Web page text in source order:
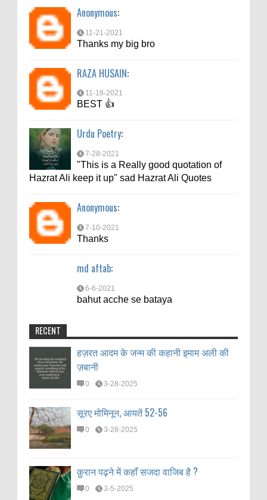
RAZA HUSAIN
11-18-2021
BEST 👍
Urdu Poetry:
7-28-2021
"This is a Really good quotation of
Anonymous:
7-10-2021
Thanks
md aftab:
6-6-2021
Anonymous:
11-21-2021
Thanks my big bro
RAZA HUSAIN:
11-18-2021
BEST 👍
Urdu Poetry:
7-28-2021
"This is a Really good quotation of
Hazrat Ali keep it up" sad Hazrat Ali Quotes
Anonymous:
7-10-2021
Thanks
md aftab:
6-6-2021
bahut acche se bataya
RECENT
हज़रत आदम के जन्म की कहानी इमाम अली की
ज़बानी
0 3-28-2025
सूरए मोमिनून, आयतें 52-56
0 3-28-2025
क़ुरान पढ़ने में कहाँ सजदा वाजिब है ?
0 3-5-2025